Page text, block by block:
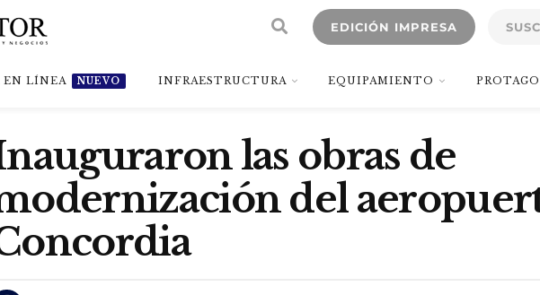
EDICIÓN IMPRESA
EN LÍNEA NUEVO INFRAESTRUCTURA EQUIPAMIENTO
las obras de
del